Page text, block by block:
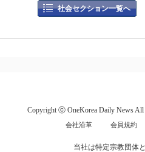
社会セクション一覧へ
Copyright ⓒ OneKorea Daily News All
会社沿革 会員規約
当社は特定宗教団体